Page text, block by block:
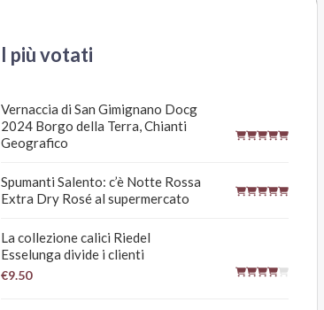
I più votati
Vernaccia di San Gimignano Docg
2024 Borgo della Terra, Chianti
Geografico
Spumanti Salento: c’è Notte Rossa
Extra Dry Rosé al supermercato
La collezione calici Riedel
Esselunga divide i clienti
€9.50